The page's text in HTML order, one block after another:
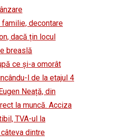
decontare
dacă țin locul
breaslă
ce și-a omorât
l de la etajul 4
Neață, din
la muncă. Acciza
TVA-ul la
dintre